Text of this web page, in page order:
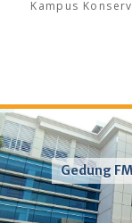
Kampus
Gedung